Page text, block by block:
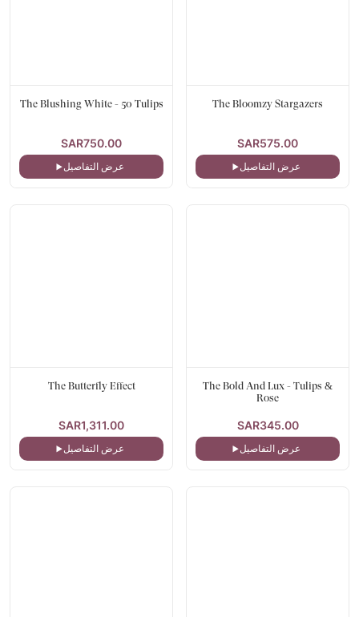
The Bloomzy Stargazers
SAR575.00
عرض التفاصيل
The Blushing White - 50 Tulips
SAR750.00
عرض التفاصيل
The Bold And Lux - Tulips &
Rose
SAR345.00
عرض التفاصيل
The Butterfly Effect
SAR1,311.00
عرض التفاصيل